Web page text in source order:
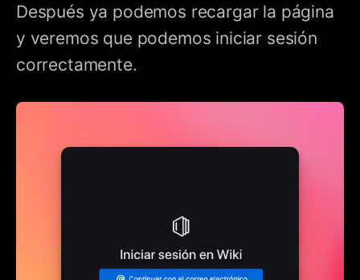
Después ya podemos recargar la página
y veremos que podemos iniciar sesión
correctamente.